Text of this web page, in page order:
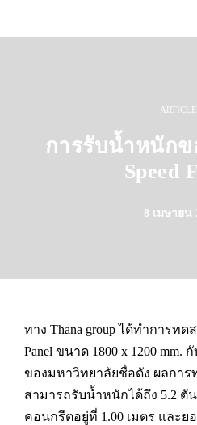
การรับน้ำหนักข
Speed
8 เมษายน
ทาง Thana group ได้ทำการท
Panel ขนาด 1800 x 1200
ของมหาวิทยาลัยชื่อดัง ผลการ
สามารถรับน้ำหนักได้ถึง 5.2
คอนกรีตอยู่ที่ 1.00 เมตร และ